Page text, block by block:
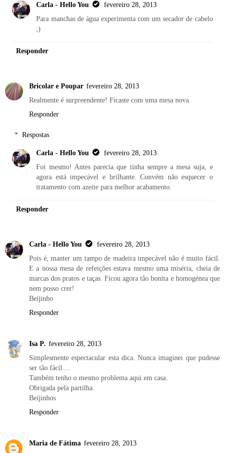
Carla - Hello You
fevereiro 28, 2013
Para manchas de água experimenta com um secador de cabelo
;)
Responder
Bricolar e Poupar fevereiro 28, 2013
Realmente é surpreendente! Ficaste com uma mesa nova.
Responder
Respostas
Carla - Hello You
fevereiro 28, 2013
Foi mesmo! Antes parecia que tinha sempre a mesa suja, e
agora está impecável e brilhante. Convém não esquecer o
tratamento com azeite para melhor acabamento.
Responder
Carla - Hello You
fevereiro 28, 2013
Pois é, manter um tampo de madeira impecável não é muito fácil.
E a nossa mesa de refeições estava mesmo uma miséria, cheia de
marcas dos pratos e taças. Ficou agora tão bonita e homogénea que
nem posso crer!
Beijinho
Responder
Isa P. fevereiro 28, 2013
Simplesmente espectacular esta dica. Nunca imaginei que pudesse
ser tão fácil....
Também tenho o mesmo problema aqui em casa.
Obrigada pela partilha.
Beijinhos
Responder
Maria de Fátima fevereiro 28, 2013